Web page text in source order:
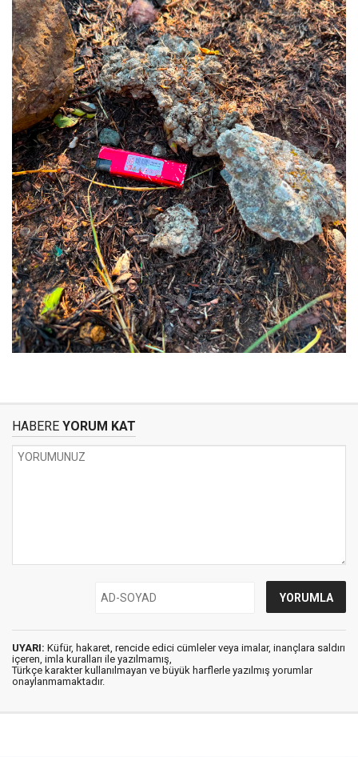
HABERE YORUM KAT
UYARI: Küfür, hakaret, rencide edici cümleler veya imalar, inançlara saldırı
içeren, imla kuralları ile yazılmamış,
Türkçe karakter kullanılmayan ve büyük harflerle yazılmış yorumlar
onaylanmamaktadır.